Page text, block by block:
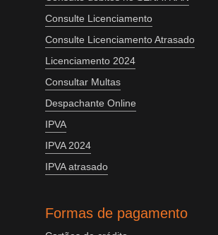
Consulte Licenciamento
Consulte Licenciamento Atrasado
Licenciamento 2024
Consultar Multas
Despachante Online
IPVA
IPVA 2024
IPVA atrasado
Formas de pagamento